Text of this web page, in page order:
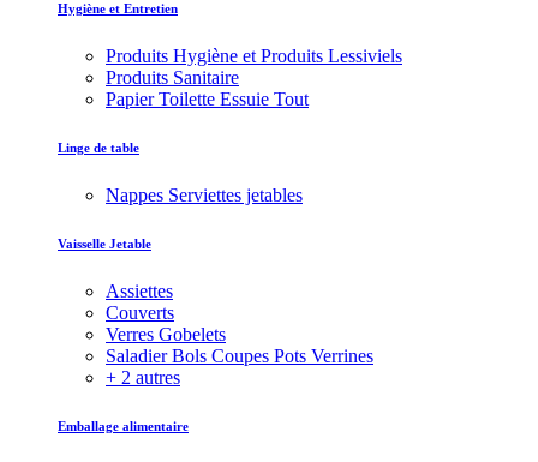
Hygiène et Entretien
Produits Hygiène et Produits Lessiviels
Produits Sanitaire
Papier Toilette Essuie Tout
Linge de table
Nappes Serviettes jetables
Vaisselle Jetable
Assiettes
Couverts
Verres Gobelets
Saladier Bols Coupes Pots Verrines
+ 2 autres
Emballage alimentaire